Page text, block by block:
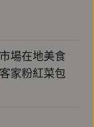
場在地美食
家粉紅菜包